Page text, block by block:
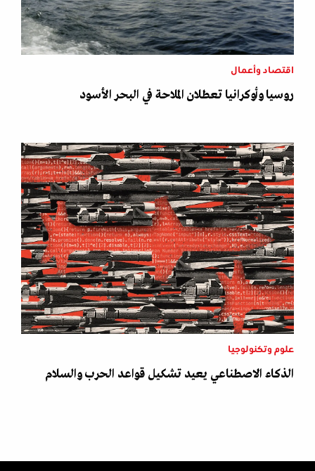
اقتصاد وأعمال
روسيا وأوكرانيا تعطلان الملاحة في البحر الأسود
علوم وتكنولوجيا
الذكاء الاصطناعي يعيد تشكيل قواعد الحرب والسلام